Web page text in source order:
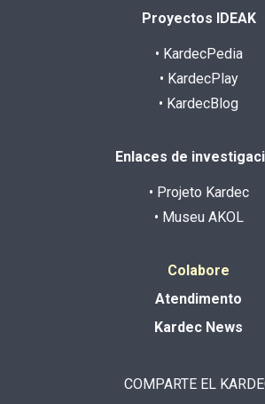
Proyectos IDEAK
• KardecPedia
• KardecPlay
• KardecBlog
Enlaces de
• Projeto Kardec
• Museu AKOL
Colabore
Atendimento
Kardec News
COMPARTE EL